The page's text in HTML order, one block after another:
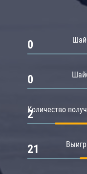
0
0
Количество
2
21